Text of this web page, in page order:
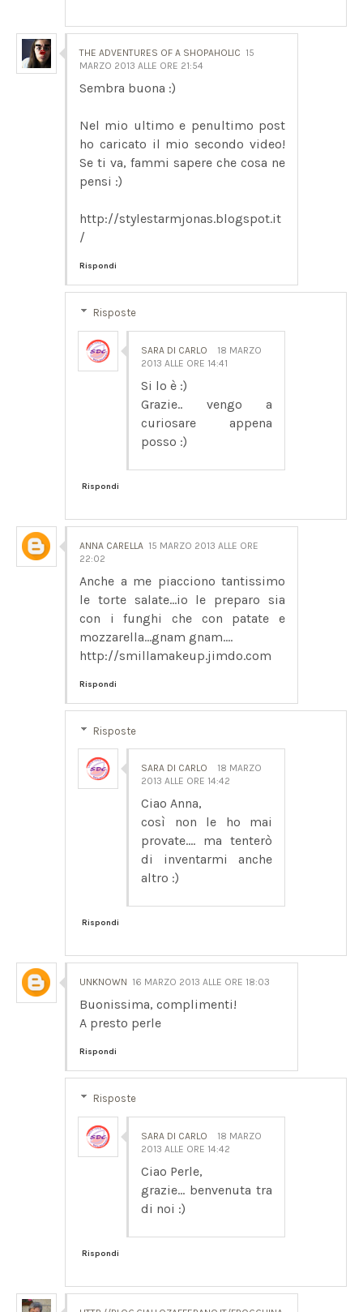
THE ADVENTURES OF A SHOPAHOLIC 15
MARZO 2013 ALLE ORE 21:54
Sembra buona :)
Nel mio ultimo e penultimo post
ho caricato il mio secondo video!
Se ti va, fammi sapere che cosa ne
pensi :)
http://stylestarmjonas.blogspot.it
/
Rispondi
Risposte
SARA DI CARLO
18 MARZO
2013 ALLE ORE 14:41
Si lo è :)
Grazie.. vengo a
curiosare appena
posso :)
Rispondi
ANNA CARELLA 15 MARZO 2013 ALLE ORE
22:02
Anche a me piacciono tantissimo
le torte salate...io le preparo sia
con i funghi che con patate e
mozzarella...gnam gnam....
http://smillamakeup.jimdo.com
Rispondi
Risposte
SARA DI CARLO
18 MARZO
2013 ALLE ORE 14:42
Ciao Anna,
così non le ho mai
provate.... ma tenterò
di inventarmi anche
altro :)
Rispondi
UNKNOWN 16 MARZO 2013 ALLE ORE 18:03
Buonissima, complimenti!
A presto perle
Rispondi
Risposte
SARA DI CARLO
18 MARZO
2013 ALLE ORE 14:42
Ciao Perle,
grazie... benvenuta tra
di noi :)
Rispondi